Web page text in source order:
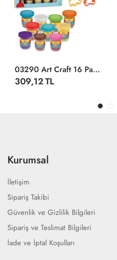
03290 Art Craft 16 Parça HAMUR SETİ-RENGARENK / 560 Gr
309,12 TL
Kurumsal
İletişim
Sipariş Takibi
Güvenlik ve Gizlilik Bilgileri
Sipariş ve Teslimat Bilgileri
İade ve İptal Koşulları